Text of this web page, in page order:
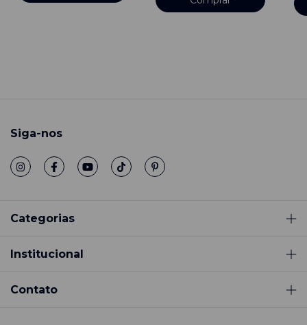
Siga-nos
Categorias
Institucional
Contato